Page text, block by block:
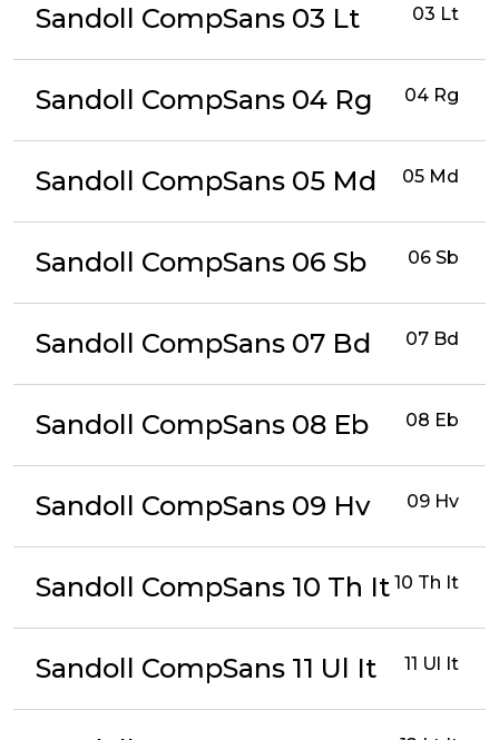
Sandoll CompSans 03 Lt 03 Lt
Sandoll CompSans 04 Rg 04 Rg
Sandoll CompSans 05 Md 05 Md
Sandoll CompSans 06 Sb 06 Sb
Sandoll CompSans 07 Bd 07 Bd
Sandoll CompSans 08 Eb 08 Eb
Sandoll CompSans 09 Hv 09 Hv
Sandoll CompSans 10 Th It 10 Th It
Sandoll CompSans 11 Ul It 11 Ul It